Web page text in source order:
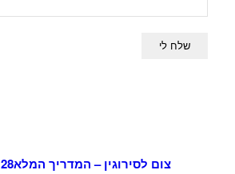
צום לסירוגין – המדריך המלא28 ביוני 2021 - 13:38